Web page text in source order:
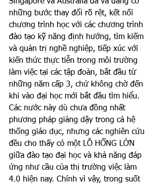
những bước thay đổi rõ rệt, kết nối
chương trình học với các chương trình
đào tạo kỹ năng định hướng, tìm kiếm
và quản trị nghề nghiệp, tiếp xúc với
kiến thức thực tiễn trong môi trường
làm việc tại các tập đoàn, bắt đầu từ
những năm cấp 3, chứ không chờ đến
khi vào đại học mới bắt đầu tìm hiểu.
Các nước này dù chưa đồng nhất
phương pháp giảng dậy trong cả hệ
thống giáo dục, nhưng các nghiên cứu
đều cho thấy có một LỖ HỔNG LỚN
giữa đào tạo đại học và khả năng đáp
ứng như cầu của thị trường việc làm
4.0 hiện nay. Chính vì vậy, trong suốt